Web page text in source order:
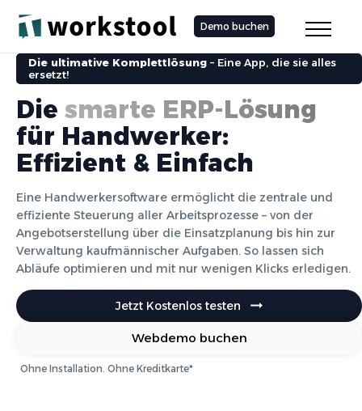
Demo buchen
Die ultimative Komplettlösung – Eine App, die sie alles
ersetzt!
Die smarte ERP-Lösung
für Handwerker:
Effizient & Einfach
Eine Handwerkersoftware ermöglicht die zentrale und
effiziente Steuerung aller Arbeitsprozesse – von der
Angebotserstellung über die Einsatzplanung bis hin zur
Verwaltung kaufmännischer Aufgaben. So lassen sich
Abläufe optimieren und mit nur wenigen Klicks erledigen.
Jetzt Kostenlos testen
Webdemo buchen
Ohne Installation. Ohne Kreditkarte*